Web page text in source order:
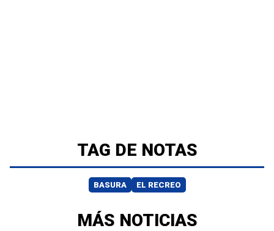
TAG DE NOTAS
BASURA EL RECREO
MÁS NOTICIAS